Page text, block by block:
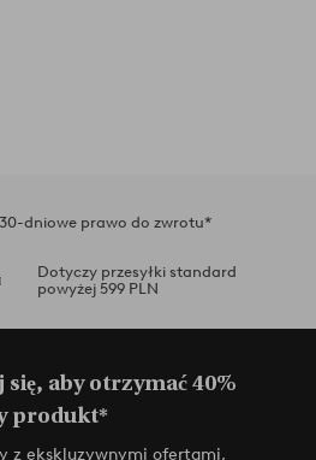
30-dniowe prawo do zwrotu*
Dotyczy przesyłki standard
powyżej 599 PLN
aby otrzymać 40%
produkt*
z ekskluzywnymi ofertami,